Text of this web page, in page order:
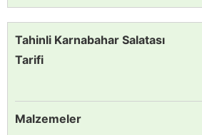
Tahinli Karnabahar Salatası
Tarifi
Malzemeler